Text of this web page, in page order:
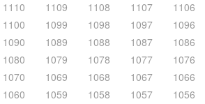
1110 1109 1108 1107 1106
1100 1099 1098 1097 1096
1090 1089 1088 1087 1086
1080 1079 1078 1077 1076
1070 1069 1068 1067 1066
1060 1059 1058 1057 1056